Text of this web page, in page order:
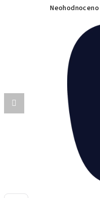
Průměrné
hvězdiček.
Neohodnoceno